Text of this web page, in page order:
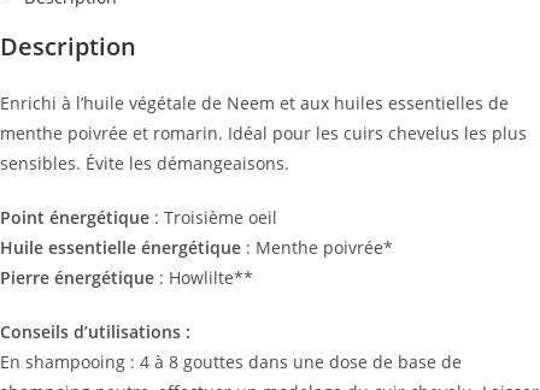
Description
Enrichi à l’huile végétale de Neem et aux huiles essentielles de
menthe poivrée et romarin. Idéal pour les cuirs chevelus les plus
sensibles. Évite les démangeaisons.
Point énergétique : Troisième oeil
Huile essentielle énergétique : Menthe poivrée*
Pierre énergétique : Howlilte**
Conseils d’utilisations :
En shampooing : 4 à 8 gouttes dans une dose de base de